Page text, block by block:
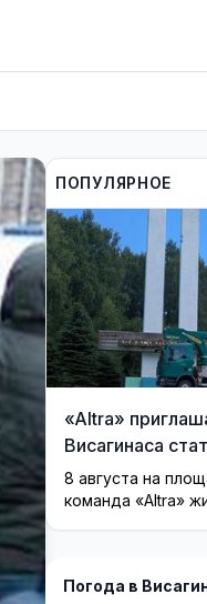
ПОПУЛЯРНОЕ
«Altra»
Висагинаса
истории
8 августа на
команда «Altra»
Погода в